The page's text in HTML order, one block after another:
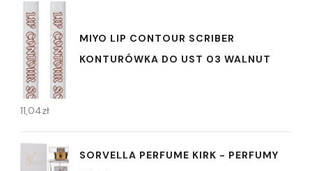
MIYO LIP CONTOUR SCRIBER
KONTURÓWKA DO UST 03 WALNUT
11,04zł
SORVELLA PERFUME KIRK - PERFUMY